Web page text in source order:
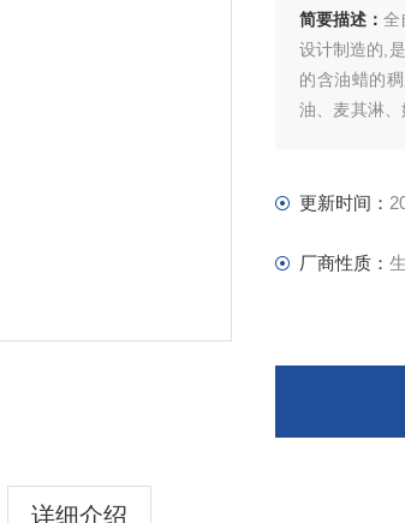
简要描述：全
设计制造的,
的含油蜡的
油、麦其淋
更新时间：
厂商性质：
详细介绍